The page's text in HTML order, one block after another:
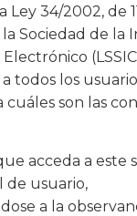
Ley 34/2002, de
Sociedad de la
todos los
son las
acceda a este
de usuario,
a la